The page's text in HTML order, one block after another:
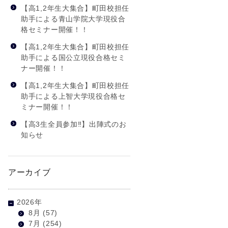
【高1,2年生大集合】町田校担任
助手による青山学院大学現役合
格セミナー開催！！
【高1,2年生大集合】町田校担任
助手による国公立現役合格セミ
ナー開催！！
【高1,2年生大集合】町田校担任
助手による上智大学現役合格セ
ミナー開催！！
【高3生全員参加‼】出陣式のお
知らせ
アーカイブ
2026年
8月 (57)
7月 (254)